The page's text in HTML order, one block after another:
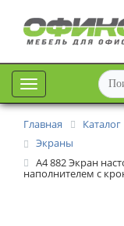
Меню
Главная Каталог
Экраны
А4 882 Экран
наполнителем с